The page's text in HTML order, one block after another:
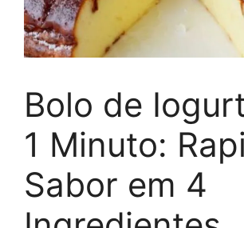
Bolo de
1 Minuto:
Sabor em 4